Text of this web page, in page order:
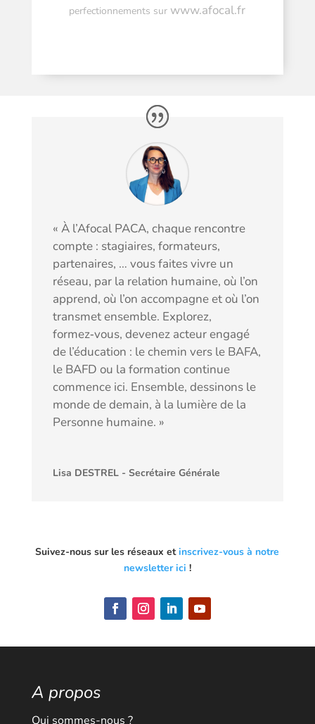
perfectionnements sur www.afocal.fr
« À l’Afocal PACA, chaque rencontre
compte : stagiaires, formateurs,
partenaires, … vous faites vivre un
réseau, par la relation humaine, où l’on
apprend, où l’on accompagne et où l’on
transmet ensemble. Explorez,
formez‑vous, devenez acteur engagé
de l’éducation : le chemin vers le BAFA,
le BAFD ou la formation continue
commence ici. Ensemble, dessinons le
monde de demain, à la lumière de la
Personne humaine. »
Lisa DESTREL - Secrétaire Générale
Suivez-nous sur les réseaux etinscrivez-vous à notre
newsletter ici !
A propos
Qui sommes-nous ?